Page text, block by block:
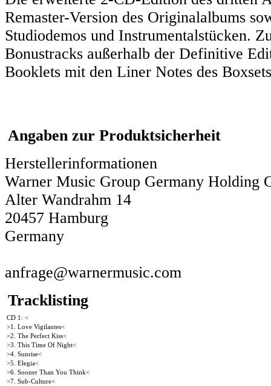
Remaster-Version des Originalalbums
Studiodemos und Instrumentalstücken.
Bonustracks außerhalb der Definitive
Booklets mit den Liner Notes des
Angaben zur Produktsicherheit
Herstellerinformationen
Warner Music Group Germany Holding
Alter Wandrahm 14
20457 Hamburg
Germany
anfrage@warnermusic.com
Tracklisting
CD 1: <
>1. Love Vigilantes<
>2. The Perfect Kiss<
>3. This Time Of Night<
>4. Sunrise<
>5. Elegia<
>6. Sooner Than You Think<
>7. Sub-Culture<